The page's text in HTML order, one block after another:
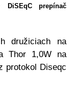
DiSEqC prepínač
družiciach na
Thor 1,0W na
protokol Diseqc